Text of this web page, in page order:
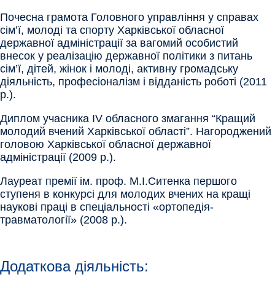
Почесна грамота Головного управління у справах
сім’ї, молоді та спорту Харківської обласної
державної адміністрації за вагомий особистий
внесок у реалізацію державної політики з питань
сім’ї, дітей, жінок і молоді, активну громадську
діяльність, професіоналізм і відданість роботі (2011
р.).
Диплом учасника IV обласного змагання “Кращий
молодий вчений Харківської області”. Нагороджений
головою Харківської обласної державної
адміністрації (2009 р.).
Лауреат премії ім. проф. М.І.Ситенка першого
ступеня в конкурсі для молодих вчених на кращі
наукові праці в спеціальності «ортопедія-
травматології» (2008 р.).
Додаткова діяльність: